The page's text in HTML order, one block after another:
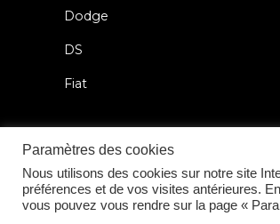
Dodge
DS
Fiat
2026 © Car Lock Systems
Paramètres des cookies
Nous utilisons des cookies sur notre site
préférences et de vos visites antérieures.
vous pouvez vous rendre sur la page «